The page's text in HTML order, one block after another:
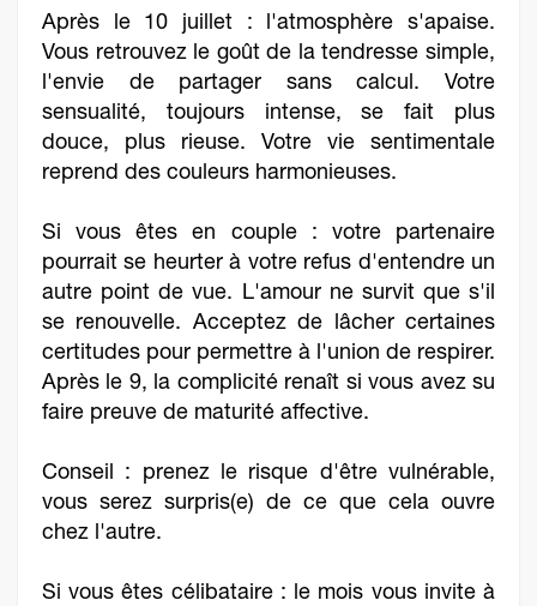
Après le 10 juillet : l'atmosphère s'apaise.
Vous retrouvez le goût de la tendresse simple,
l'envie de partager sans calcul. Votre
sensualité, toujours intense, se fait plus
douce, plus rieuse. Votre vie sentimentale
reprend des couleurs harmonieuses.
Si vous êtes en couple : votre partenaire
pourrait se heurter à votre refus d'entendre un
autre point de vue. L'amour ne survit que s'il
se renouvelle. Acceptez de lâcher certaines
certitudes pour permettre à l'union de respirer.
Après le 9, la complicité renaît si vous avez su
faire preuve de maturité affective.
Conseil : prenez le risque d'être vulnérable,
vous serez surpris(e) de ce que cela ouvre
chez l'autre.
Si vous êtes célibataire : le mois vous invite à